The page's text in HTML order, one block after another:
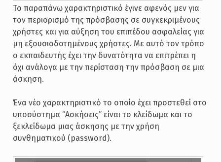
Το παραπάνω χαρακτηριστικό έγινε αφενός μεν για
τον περιορισμό της πρόσβασης σε συγκεκριμένους
χρήστες και για αύξηση του επιπέδου ασφαλείας για
μη εξουσιοδοτημένους χρήστες. Με αυτό τον τρόπο
ο εκπαιδευτής έχει την δυνατότητα να επιτρέπει η
όχι ανάλογα με την περίσταση την πρόσβαση σε μια
άσκηση.
Ένα νέο χαρακτηριστικό το οποίο έχει προστεθεί στο
υποσύστημα “Ασκήσεις” είναι το κλείδωμα και το
ξεκλείδωμα μιας άσκησης με την χρήση
συνθηματικού (password).